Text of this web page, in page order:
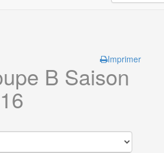
Imprimer
B Saison